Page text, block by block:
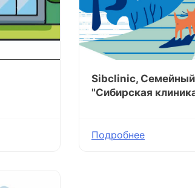
Sibclinic,
"Сибирская
Подробнее